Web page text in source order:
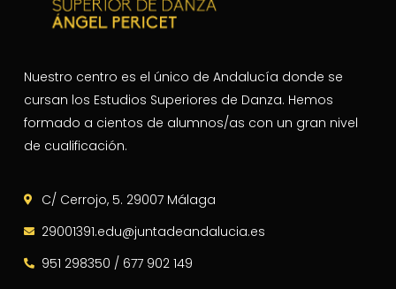
Nuestro centro es el único de Andalucía donde se
cursan los Estudios Superiores de Danza. Hemos
formado a cientos de alumnos/as con un gran nivel
de cualificación.
C/ Cerrojo, 5. 29007 Málaga
29001391.edu@juntadeandalucia.es
951 298350 / 677 902 149